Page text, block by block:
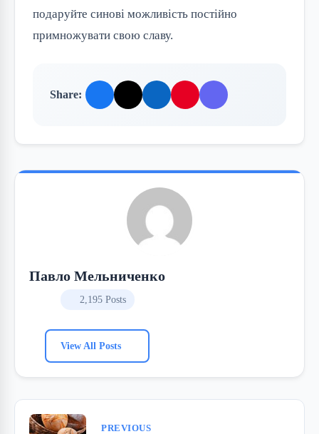
подаруйте синові можливість постійно
примножувати свою славу.
Share:
Павло Мельниченко
2,195 Posts
View All Posts
PREVIOUS